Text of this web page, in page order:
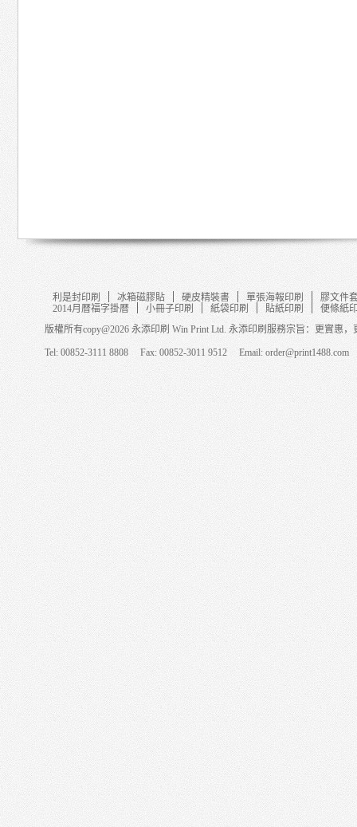
利是封印刷 冰箱磁膠貼 硬皮精裝書 單張海報印刷
膠文件
2014月暦福字掛暦
小冊子印刷 紙袋印刷 貼紙印刷
便條紙
版權所有copy@2026 永添印刷 Win Print Ltd. 永添印刷服務宗旨：更實惠
Tel: 00852-3111 8808 Fax: 00852-3011 9512 Email: order@print1488.com